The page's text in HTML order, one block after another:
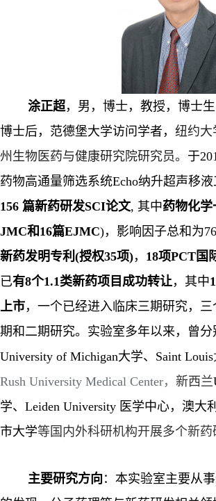
涂正超，男，博士，教授，博士生
博士后，范德堡大学访问学者， 纽约大
州生物医药与健康研究院研究员。 于
药物高通量筛选系统Echo纳升超声移
156 篇新药研发SCI论文, 其中药物化学
JMC和 16篇EJMC)， 影响因子总和为
新药发明专利 (授权35项)， 18项PCT国
已有8个1.1类新药项目成功转让，其中1
上市，一个已经进入临床三期研究，三
期和二期研究。实验室多年以来，曾分
University of Michigan大学、 Saint Louis
Rush University Medical Center， 新西兰
学、 Leiden University 医学中心，澳大
市大学等国内外科研机构开展多个新药
主要研究方向 ：本实验室主要从